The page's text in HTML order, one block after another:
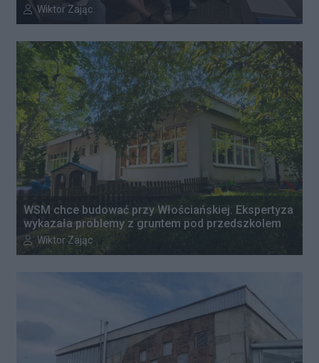
Autor artykułu:
Wiktor Zając
WSM chce budować przy Włościańskiej. Ekspertyza
wykazała problemy z gruntem pod przedszkolem
Autor artykułu:
Wiktor Zając